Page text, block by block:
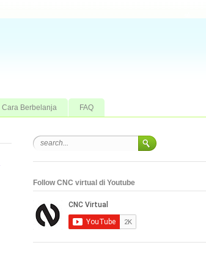
Cara Berbelanja FAQ
Follow CNC virtual di Youtube